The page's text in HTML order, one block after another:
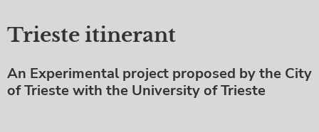
Trieste itinerant
An Experimental project proposed by the City
of Trieste with the University of Trieste